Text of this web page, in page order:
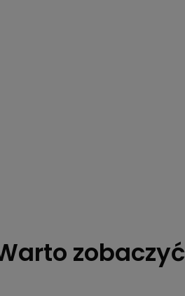
zobaczyć